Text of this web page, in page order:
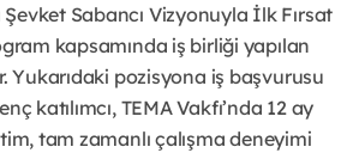
Şevket Sabancı Vizyonuyla İlk Fırsat
kapsamında iş birliği yapılan
Yukarıdaki pozisyona iş başvurusu
katılımcı, TEMA Vakfı’nda 12 ay
tam zamanlı çalışma deneyimi